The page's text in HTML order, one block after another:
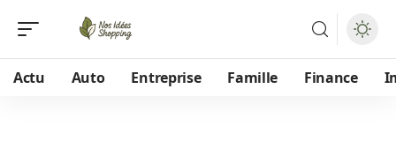
Actu Auto Entreprise Famille Finance